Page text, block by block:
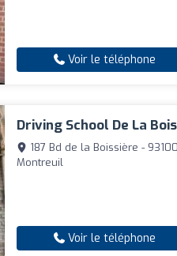
Voir le téléphone
Driving School De La
187 Bd de la Boissière -
Montreuil
Voir le téléphone